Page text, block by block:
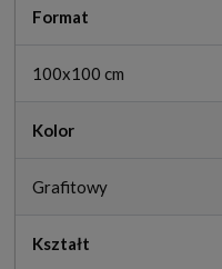
Format
100x100 cm
Kolor
Grafitowy
Kształt